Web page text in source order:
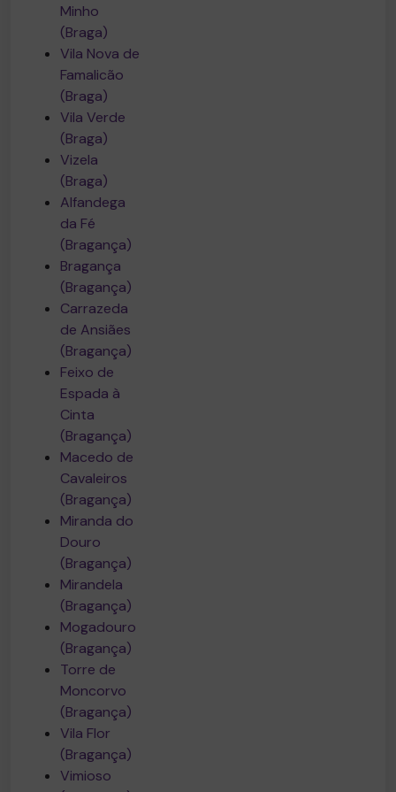
Minho
(Braga)
Vila Nova de
Famalicão
(Braga)
Vila Verde
(Braga)
Vizela
(Braga)
Alfandega
da Fé
(Bragança)
Bragança
(Bragança)
Carrazeda
de Ansiães
(Bragança)
Feixo de
Espada à
Cinta
(Bragança)
Macedo de
Cavaleiros
(Bragança)
Miranda do
Douro
(Bragança)
Mirandela
(Bragança)
Mogadouro
(Bragança)
Torre de
Moncorvo
(Bragança)
Vila Flor
(Bragança)
Vimioso